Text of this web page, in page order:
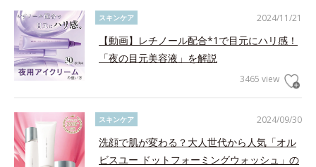
2024/11/21
スキンケア
【動画】レチノール配合*1で目元にハリ感！
「夜の目元美容液」を解説
3465 view
2024/09/30
スキンケア
洗顔で肌が変わる？大人世代から人気「オル
ビスユー ドットフォーミングウォッシュ」の